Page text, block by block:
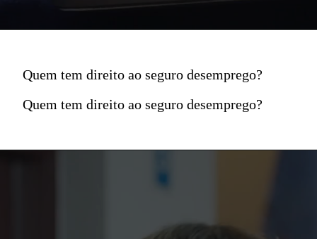
Quem tem direito ao seguro desemprego?
Quem tem direito ao seguro desemprego?